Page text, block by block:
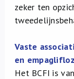
zeker ten
Vaste
en
Het BCFI is